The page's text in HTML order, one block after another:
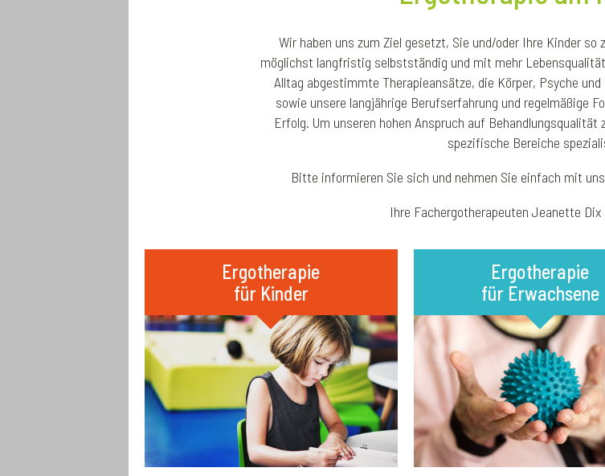
Wir haben uns zum Ziel gesetzt, Sie und/oder Ihre Kinder
möglichst langfristig selbstständig und mit mehr
Alltag abgestimmte Therapieansätze, die Körper, Psyche
sowie unsere langjährige Berufserfahrung und regelmäßige
Erfolg. Um unseren hohen Anspruch auf
spezifische Bereiche
Bitte informieren Sie sich und nehmen Sie einfach mit
Ihre Fachergotherapeuten Jeanette Dix
Ergotherapie
für Kinder
Ergotherapie
für Erwachsene